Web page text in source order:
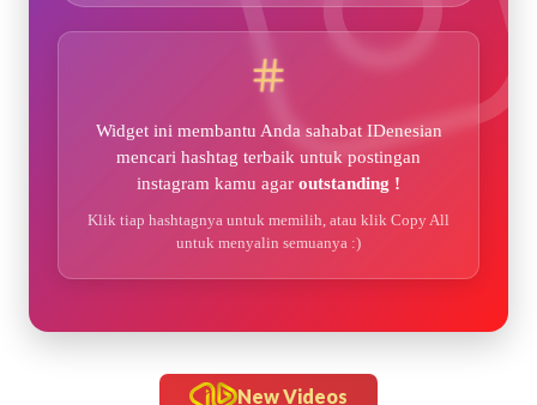
Widget ini membantu Anda sahabat IDenesian
mencari hashtag terbaik untuk postingan
instagram kamu agar outstanding !
Klik tiap hashtagnya untuk memilih, atau klik Copy All
untuk menyalin semuanya :)
New Videos